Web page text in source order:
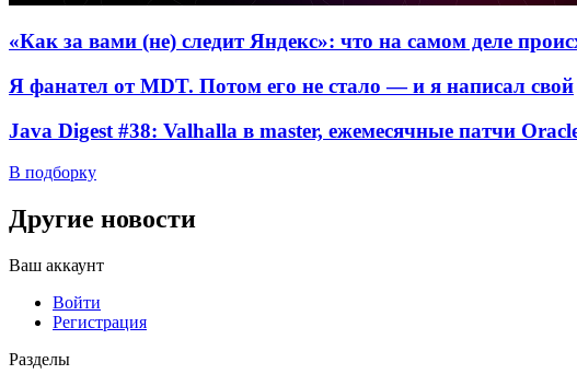
«Как за вами (не) следит Яндекс»: что на самом деле
Я фанател от MDT. Потом его не стало — и я написал свой
Java Digest #38: Valhalla в master, ежемесячные патчи
В подборку
Другие новости
Ваш аккаунт
Войти
Регистрация
Разделы